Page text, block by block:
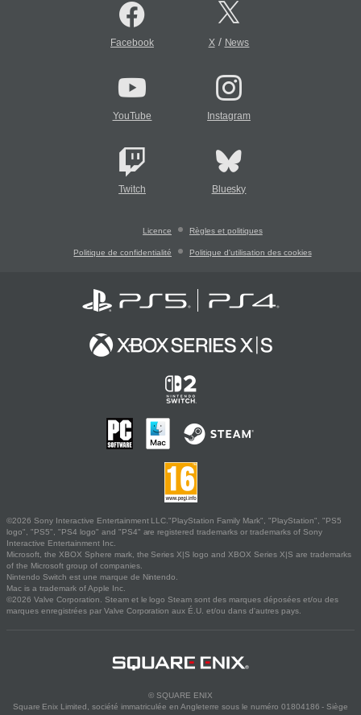
Facebook X/ News
YouTube Instagram
Twitch Bluesky
Licence Règles et politiques
Politique de confidentialité Politique d'utilisation des cookies
©2026 Sony Interactive Entertainment LLC."PlayStation Family Mark", "PlayStation", "PS5
logo", "PS5", "PS4 logo" and "PS4" are registered trademarks or trademarks of Sony
Interactive Entertainment Inc.
Microsoft, the XBOX Sphere mark, the Series X|S logo and XBOX Series X|S are trademarks
of the Microsoft group of companies.
Nintendo Switch est une marque de Nintendo.
Mac is a trademark of Apple Inc.
©2026 Valve Corporation. Steam et le logo Steam sont des marques déposées et/ou des
marques enregistrées par Valve Corporation aux É.U. et/ou dans d'autres pays.
© SQUARE ENIX
Square Enix Limited, société immatriculée en Angleterre sous le numéro 01804186 - Siège